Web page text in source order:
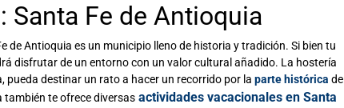
Santa Fe de Antioquia
de Antioquia es un municipio lleno de historia y tradición. Si bien tu
disfrutar de un entorno con un valor cultural añadido. La hostería
pueda destinar un rato a hacer un recorrido por la parte histórica del
también te ofrece diversas actividades vacacionales en Santa